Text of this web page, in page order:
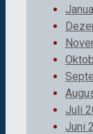
Juli
Juni